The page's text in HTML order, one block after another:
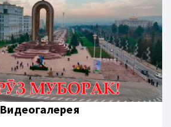
Видеогалерея